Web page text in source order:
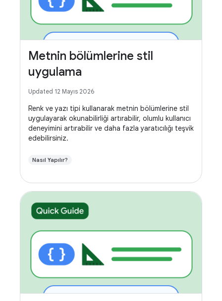
Metnin bölümlerine stil
uygulama
Updated 12 Mayıs 2026
Renk ve yazı tipi kullanarak metnin bölümlerine stil
uygulayarak okunabilirliği artırabilir, olumlu kullanıcı
deneyimini artırabilir ve daha fazla yaratıcılığı teşvik
edebilirsiniz.
Nasıl Yapılır?